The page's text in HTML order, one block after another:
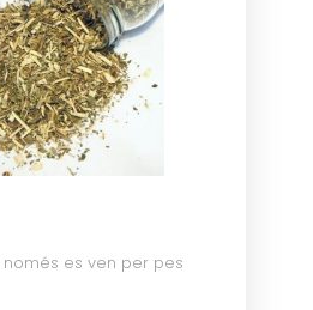
es ven per pes